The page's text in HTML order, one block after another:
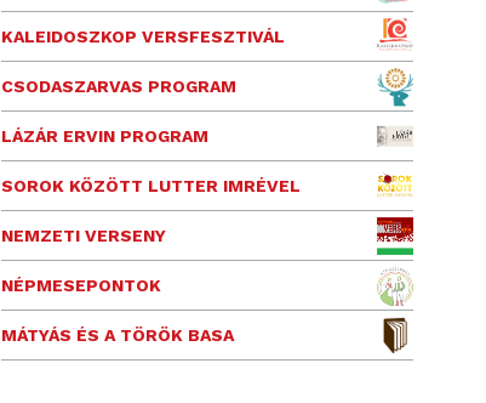
KALEIDOSZKOP VERSFESZTIVÁL
CSODASZARVAS PROGRAM
LÁZÁR ERVIN PROGRAM
SOROK KÖZÖTT LUTTER IMRÉVEL
NEMZETI VERSENY
NÉPMESEPONTOK
MÁTYÁS ÉS A TÖRÖK BASA